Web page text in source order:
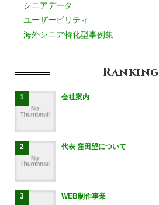
シニアデータ
ユーザービリティ
海外シニア特化型事例集
Ranking
会社案内
代表 窪田望について
WEB制作事業